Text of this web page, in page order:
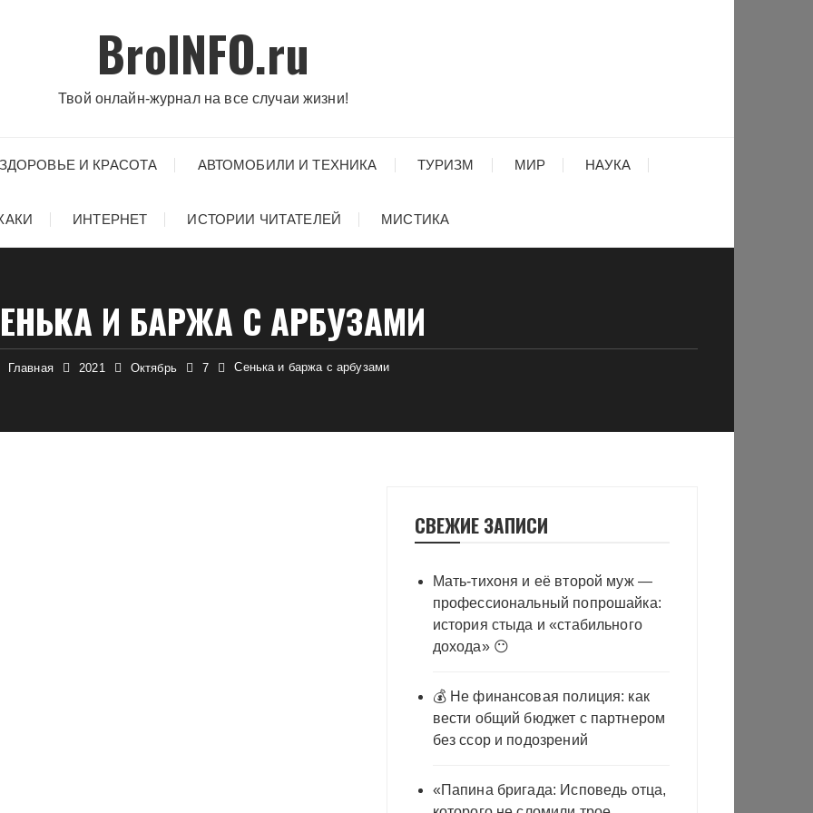
BroINFO.ru
Твой онлайн-журнал на все случаи жизни!
И КРАСОТА АВТОМОБИЛИ И ТЕХНИКА ТУРИЗМ МИР НАУКА
ИНТЕРНЕТ ИСТОРИИ ЧИТАТЕЛЕЙ МИСТИКА
И БАРЖА С АРБУЗАМИ
Главная 2021 Октябрь 7 Сенька и баржа с арбузами
СВЕЖИЕ ЗАПИСИ
Мать-тихоня и её второй муж —
профессиональный попрошайка:
история стыда и «стабильного
дохода» 😶
💰 Не финансовая полиция: как
вести общий бюджет с партнером
без ссор и подозрений
«Папина бригада: Исповедь отца,